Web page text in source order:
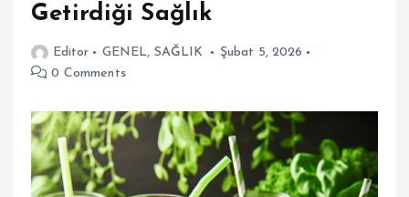
Getirdiği Sağlık
Editor GENEL, SAĞLIK
Şubat 5, 2026
0 Comments